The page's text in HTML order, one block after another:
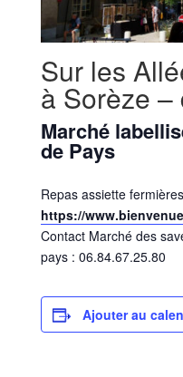
Sur les
à Sorèze –
Marché
de Pays
Repas assiette
https://
Contact Marché des
pays : 06.84.67.25.80
Ajouter au